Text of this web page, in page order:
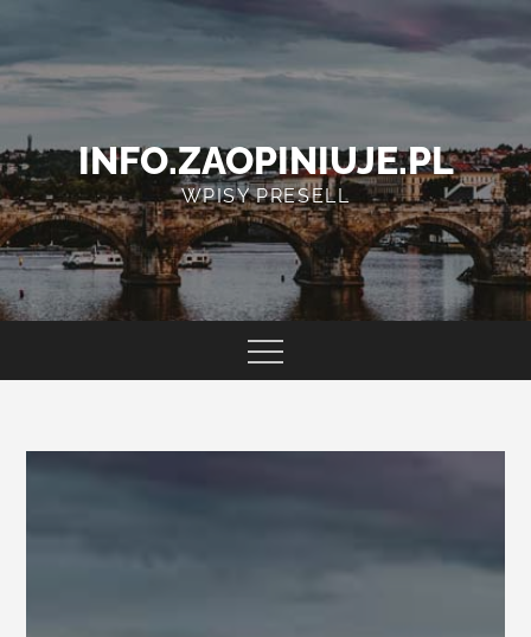
content
INFO.ZAOPINIUJE.PL
WPISY PRESELL